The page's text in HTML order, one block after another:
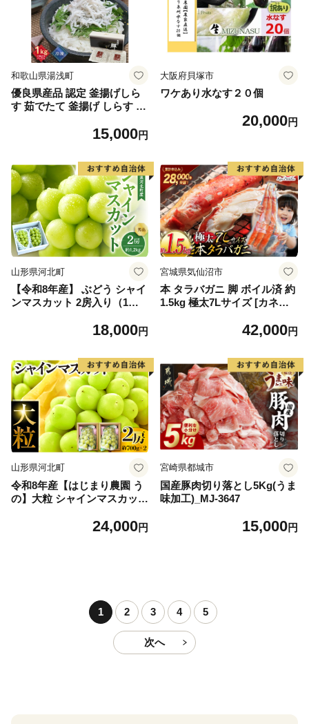
和歌山県湯浅町
優良県産品 認定 釜揚げしら
す 茹でたて 釜揚げ しらす 無
国産 海の幸 海鮮 魚介 紀州湯
無料_C6035n
15,000円
大阪府貝塚市
ワケあり水なす２０個
20,000円
山形県河北町
【令和8年産】 ぶどう シャイ
ンマスカット 2房入り（1房6
産【山形eLab】 ka074-023-r
18,000円
宮城県気仙沼市
本 タラバガニ 脚 ボイル済 約
1.5kg 極太7Lサイズ [カネダ
6] カニ かに 蟹 たらばがに た
42,000円
山形県河北町
令和8年産【はじまり農園 う
の】大粒 シャインマスカット
河北町産 【河北町観光物産協
24,000円
宮崎県都城市
国産豚肉切り落とし5Kg(うま
味加工)_MJ-3647
15,000円
1 2 3 4 5
次へ